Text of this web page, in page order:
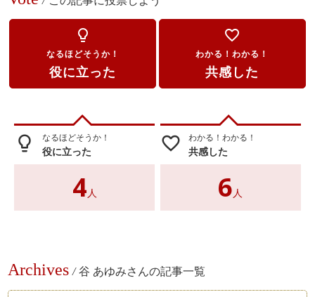
lightbulb_outline
なるほどそうか！
役に立った
favorite_border
わかる！わかる！
共感した
lightbulb_outline なるほどそうか！
役に立った
4人
favorite_border わかる！わかる！
共感した
6人
Archives / 谷 あゆみさんの記事一覧